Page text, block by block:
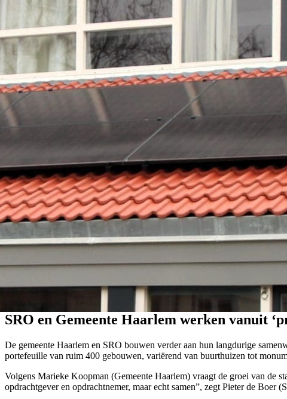
SRO en Gemeente Haarlem werken vanuit
De gemeente Haarlem en SRO bouwen verder aan hun langdurige
portefeuille van ruim 400 gebouwen, variërend van buurthuizen tot
Volgens Marieke Koopman (Gemeente Haarlem) vraagt de groei van de
opdrachtgever en opdrachtnemer, maar echt samen”, zegt Pieter de Boer